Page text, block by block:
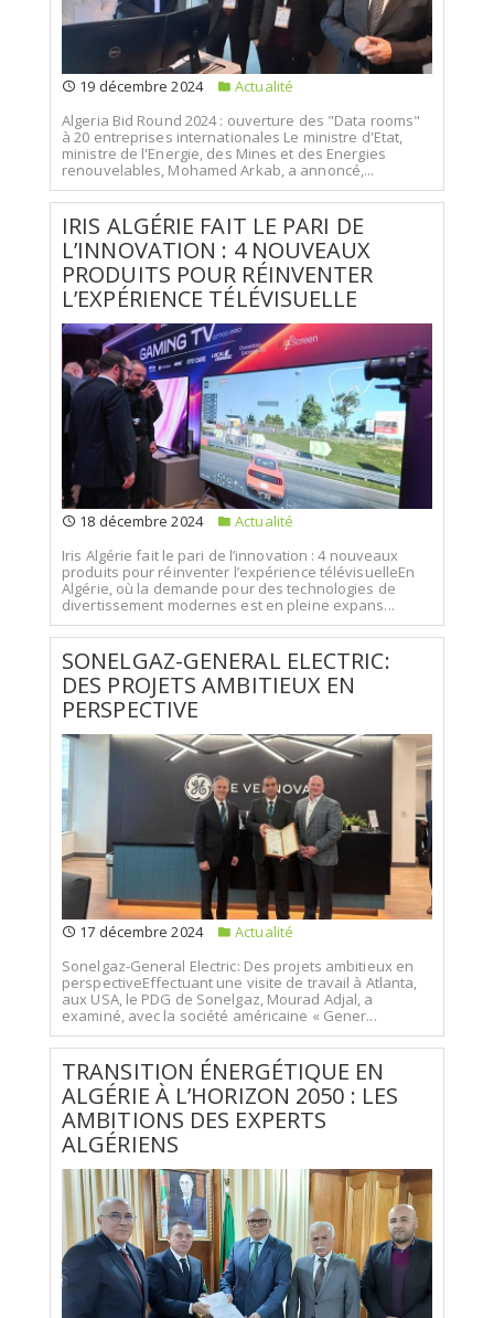
19 décembre 2024
Actualité
Algeria Bid Round 2024 : ouverture des "Data rooms"
à 20 entreprises internationales Le ministre d'Etat,
ministre de l'Energie, des Mines et des Energies
renouvelables, Mohamed Arkab, a annoncé,...
IRIS ALGÉRIE FAIT LE PARI DE
L’INNOVATION : 4 NOUVEAUX
PRODUITS POUR RÉINVENTER
L’EXPÉRIENCE TÉLÉVISUELLE
18 décembre 2024
Actualité
Iris Algérie fait le pari de l’innovation : 4 nouveaux
produits pour réinventer l’expérience télévisuelleEn
Algérie, où la demande pour des technologies de
divertissement modernes est en pleine expans...
SONELGAZ-GENERAL ELECTRIC:
DES PROJETS AMBITIEUX EN
PERSPECTIVE
17 décembre 2024
Actualité
Sonelgaz-General Electric: Des projets ambitieux en
perspectiveEffectuant une visite de travail à Atlanta,
aux USA, le PDG de Sonelgaz, Mourad Adjal, a
examiné, avec la société américaine « Gener...
TRANSITION ÉNERGÉTIQUE EN
ALGÉRIE À L’HORIZON 2050 : LES
AMBITIONS DES EXPERTS
ALGÉRIENS